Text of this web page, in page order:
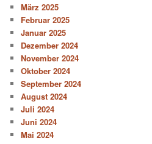
März 2025
Februar 2025
Januar 2025
Dezember 2024
November 2024
Oktober 2024
September 2024
August 2024
Juli 2024
Juni 2024
Mai 2024